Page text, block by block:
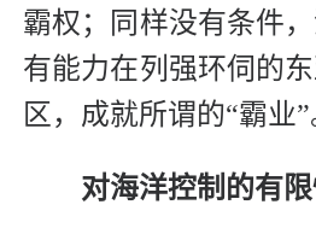
霸权；同样没有条件
有能力在列强环伺的
区，成就所谓的“霸业”
对海洋控制的有限